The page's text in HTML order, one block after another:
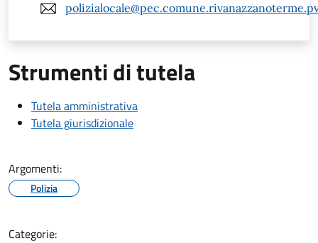
Strumenti di tutela
Tutela amministrativa
Tutela giurisdizionale
Argomenti:
Polizia
Categorie: